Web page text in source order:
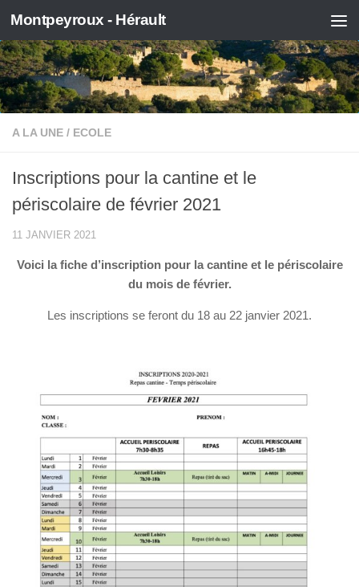
Skip to content
Montpeyroux - Hérault
A LA UNE / ECOLE
Inscriptions pour la cantine et le
périscolaire de février 2021
11 JANVIER 2021
Voici la fiche d’inscription pour la cantine et le périscolaire
du mois de février.
Les inscriptions se feront du 18 au 22 janvier 2021.